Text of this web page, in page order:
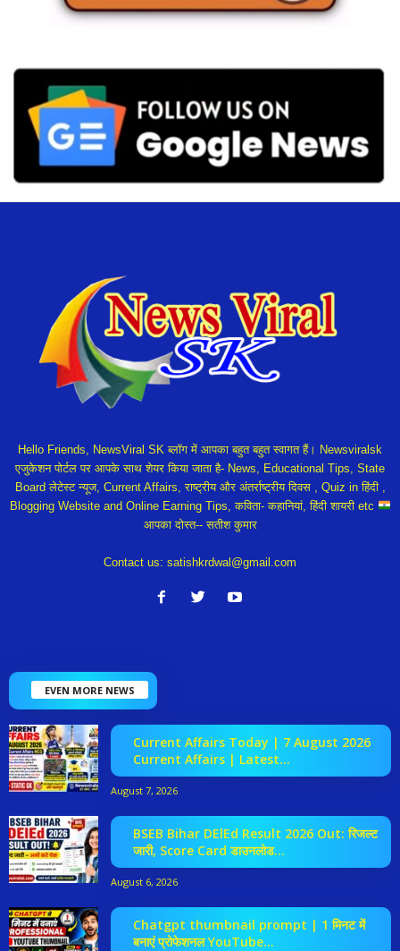
Hello Friends, NewsViral SK ब्लॉग में आपका बहुत बहुत स्वागत हैं। Newsviralsk
एजुकेशन पोर्टल पर आपके साथ शेयर किया जाता है- News, Educational Tips, State
Board लेटेस्ट न्यूज, Current Affairs, राष्ट्रीय और अंतर्राष्ट्रीय दिवस , Quiz in हिंदी ,
Blogging Website and Online Earning Tips, कविता- कहानियां, हिंदी शायरी etc
आपका दोस्त-- सतीश कुमार
Contact us: satishkrdwal@gmail.com
EVEN MORE NEWS
Current Affairs Today | 7 August 2026
Current Affairs | Latest...
August 7, 2026
BSEB Bihar DElEd Result 2026 Out: रिजल्ट
जारी, Score Card डाउनलोड...
August 6, 2026
Chatgpt thumbnail prompt | 1 मिनट में
बनाएं प्रोफेशनल YouTube...